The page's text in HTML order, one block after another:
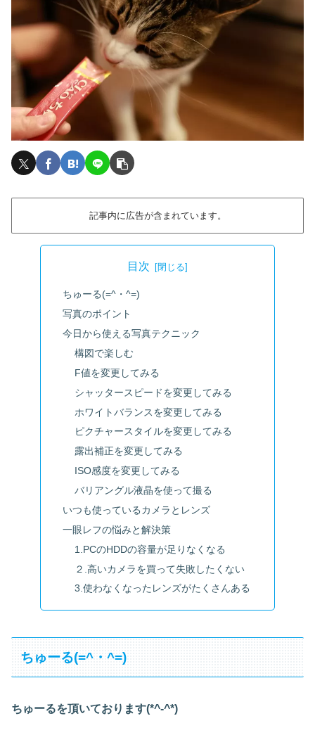
記事内に広告が含まれています。
目次
ちゅーる(=^・^=)
写真のポイント
今日から使える写真テクニック
構図で楽しむ
F値を変更してみる
シャッタースピードを変更してみる
ホワイトバランスを変更してみる
ピクチャースタイルを変更してみる
露出補正を変更してみる
ISO感度を変更してみる
バリアングル液晶を使って撮る
いつも使っているカメラとレンズ
一眼レフの悩みと解決策
1.PCのHDDの容量が足りなくなる
２.高いカメラを買って失敗したくない
3.使わなくなったレンズがたくさんある
ちゅーる(=^・^=)
ちゅーるを頂いております(*^-^*)